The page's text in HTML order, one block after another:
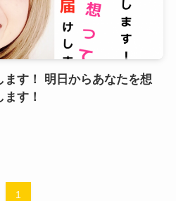
す！ 明日からあなたを想
す！
1